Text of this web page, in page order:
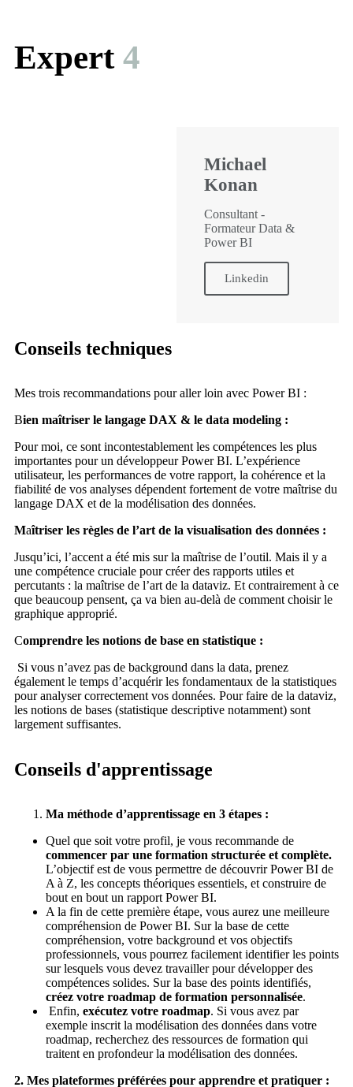
Expert 4
Michael
Konan
Consultant -
Formateur Data &
Power BI
Linkedin
Conseils techniques
Mes trois recommandations pour aller loin avec Power BI :
Bien maîtriser le langage DAX & le data modeling :
Pour moi, ce sont incontestablement les compétences les plus
importantes pour un développeur Power BI. L’expérience
utilisateur, les performances de votre rapport, la cohérence et la
fiabilité de vos analyses dépendent fortement de votre maîtrise du
langage DAX et de la modélisation des données.
Maîtriser les règles de l’art de la visualisation des données :
Jusqu’ici, l’accent a été mis sur la maîtrise de l’outil. Mais il y a
une compétence cruciale pour créer des rapports utiles et
percutants : la maîtrise de l’art de la dataviz. Et contrairement à ce
que beaucoup pensent, ça va bien au-delà de comment choisir le
graphique approprié.
Comprendre les notions de base en statistique :
Si vous n’avez pas de background dans la data, prenez
également le temps d’acquérir les fondamentaux de la statistiques
pour analyser correctement vos données. Pour faire de la dataviz,
les notions de bases (statistique descriptive notamment) sont
largement suffisantes.
Conseils d'apprentissage
Ma méthode d’apprentissage en 3 étapes :
Quel que soit votre profil, je vous recommande de
commencer par une formation structurée et complète.
L’objectif est de vous permettre de découvrir Power BI de
A à Z, les concepts théoriques essentiels, et construire de
bout en bout un rapport Power BI.
A la fin de cette première étape, vous aurez une meilleure
compréhension de Power BI. Sur la base de cette
compréhension, votre background et vos objectifs
professionnels, vous pourrez facilement identifier les points
sur lesquels vous devez travailler pour développer des
compétences solides. Sur la base des points identifiés,
créez votre roadmap de formation personnalisée.
Enfin, exécutez votre roadmap. Si vous avez par
exemple inscrit la modélisation des données dans votre
roadmap, recherchez des ressources de formation qui
traitent en profondeur la modélisation des données.
2. Mes plateformes préférées pour apprendre et pratiquer :